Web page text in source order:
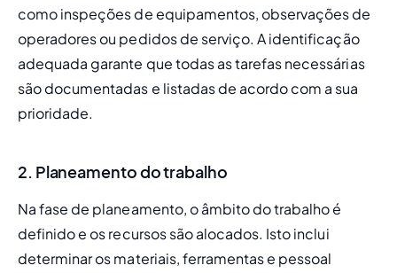
como inspeções de equipamentos, observações de
operadores ou pedidos de serviço. A identificação
adequada garante que todas as tarefas necessárias
são documentadas e listadas de acordo com a sua
prioridade.
2. Planeamento do trabalho
Na fase de planeamento, o âmbito do trabalho é
definido e os recursos são alocados. Isto inclui
determinar os materiais, ferramentas e pessoal